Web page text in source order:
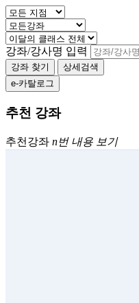
강좌/강사명 입력
강좌 찾기
상세검색
e-카탈로그
추천 강좌
추천강좌 n번 내용 보기